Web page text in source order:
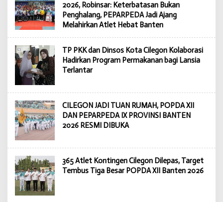
2026, Robinsar: Keterbatasan Bukan
Penghalang, PEPARPEDA Jadi Ajang
Melahirkan Atlet Hebat Banten
TP PKK dan Dinsos Kota Cilegon Kolaborasi
Hadirkan Program Permakanan bagi Lansia
Terlantar
CILEGON JADI TUAN RUMAH, POPDA XII
DAN PEPARPEDA IX PROVINSI BANTEN
2026 RESMI DIBUKA
365 Atlet Kontingen Cilegon Dilepas, Target
Tembus Tiga Besar POPDA XII Banten 2026